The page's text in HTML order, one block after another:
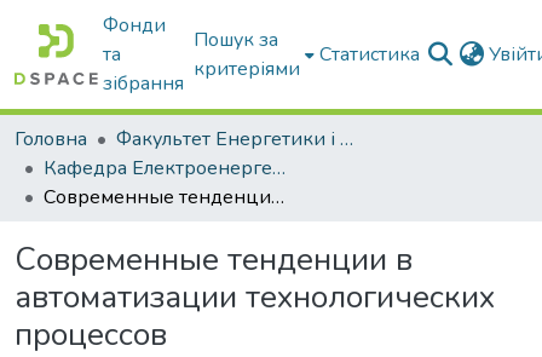
Фонди
та
зібрання
Пошук за
критеріями
Статистика
Головна
Факультет Енергетики і комп'ютерних технологій
Кафедра Електроенергетики і електротехнологій
Современные тенденции в автоматизации технологических процессов
Современные тенденции в
автоматизации технологических
процессов